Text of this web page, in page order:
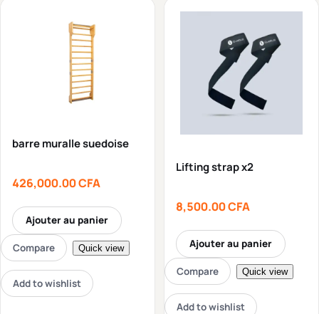
barre muralle suedoise
426,000.00CFA
Ajouter au panier
Compare Quick view
Add to wishlist
Lifting strap x2
8,500.00CFA
Ajouter au panier
Compare Quick view
Add to wishlist